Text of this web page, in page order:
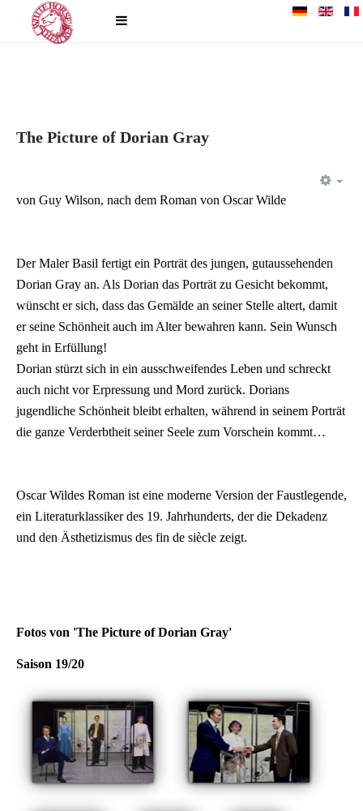
The Picture of Dorian Gray
von Guy Wilson, nach dem Roman von Oscar Wilde
Der Maler Basil fertigt ein Porträt des jungen, gutaussehenden
Dorian Gray an. Als Dorian das Porträt zu Gesicht bekommt,
wünscht er sich, dass das Gemälde an seiner Stelle altert, damit
er seine Schönheit auch im Alter bewahren kann. Sein Wunsch
geht in Erfüllung!
Dorian stürzt sich in ein ausschweifendes Leben und schreckt
auch nicht vor Erpressung und Mord zurück. Dorians
jugendliche Schönheit bleibt erhalten, während in seinem Porträt
die ganze Verderbtheit seiner Seele zum Vorschein kommt…
Oscar Wildes Roman ist eine moderne Version der Faustlegende,
ein Literaturklassiker des 19. Jahrhunderts, der die Dekadenz
und den Ästhetizismus des fin de siècle zeigt.
Fotos von 'The Picture of Dorian Gray'
Saison 19/20